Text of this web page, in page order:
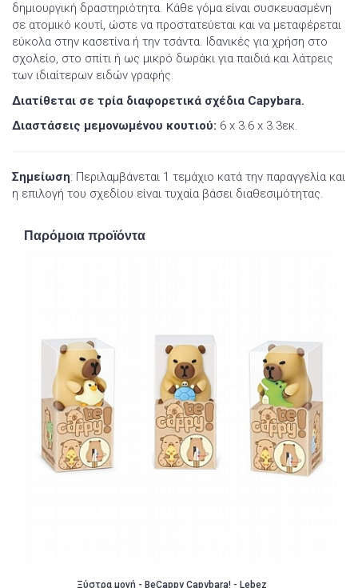
δημιουργική δραστηριότητα. Κάθε γόμα είναι συσκευασμένη
σε ατομικό κουτί, ώστε να προστατεύεται και να μεταφέρεται
εύκολα στην κασετίνα ή την τσάντα. Ιδανικές για χρήση στο
σχολείο, στο σπίτι ή ως μικρό δωράκι για παιδιά και λάτρεις
των ιδιαίτερων ειδών γραφής.
Διατίθεται σε τρία διαφορετικά σχέδια Capybara.
Διαστάσεις μεμονωμένου κουτιού: 6 x 3.6 x 3.3εκ.
Σημείωση: Περιλαμβάνεται 1 τεμάχιο κατά την παραγγελία και
η επιλογή του σχεδίου είναι τυχαία βάσει διαθεσιμότητας.
Παρόμοια προϊόντα
Ξύστρα μονή - BeCappy Capybara! - Lebez